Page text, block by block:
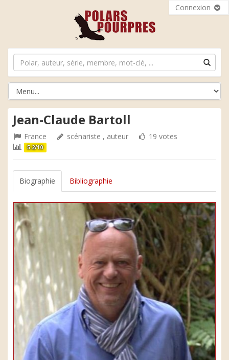
Connexion
Jean-Claude Bartoll
France scénariste , auteur 19 votes
5.2/10
Biographie Bibliographie